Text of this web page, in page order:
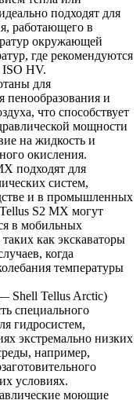
подходят для
работающего в
окружающей
где рекомендуются
ISO HV.
для
пенообразования и
что способствует
мощности
на жидкость и
окисления.
подходят для
систем,
и в промышленных
S2 MX могут
в мобильных
как экскаваторы
когда
температуры
Shell Tellus Arctic)
специального
гидросистем,
экстремально низких
например,
условиях.
моющие